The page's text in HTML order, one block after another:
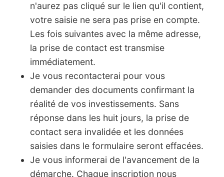
n'aurez pas cliqué sur le lien qu'il contient,
votre saisie ne sera pas prise en compte.
Les fois suivantes avec la même adresse,
la prise de contact est transmise
immédiatement.
Je vous recontacterai pour vous
demander des documents confirmant la
réalité de vos investissements. Sans
réponse dans les huit jours, la prise de
contact sera invalidée et les données
saisies dans le formulaire seront effacées.
Je vous informerai de l'avancement de la
démarche. Chaque inscription nous